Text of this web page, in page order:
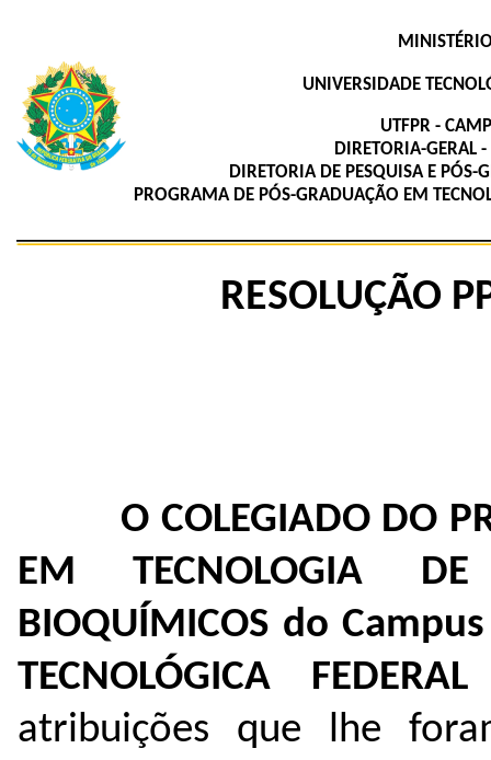
UNIVERSIDADE
UTFPR -
DIRETORIA-GERAL
DIRETORIA DE PESQUISA E
PROGRAMA DE PÓS-GRADUAÇÃO EM
RESOLUÇÃO
O COLEGIADO DO
EM TECNOLOGIA
BIOQUÍMICOS do
TECNOLÓGICA
atribuições que lhe